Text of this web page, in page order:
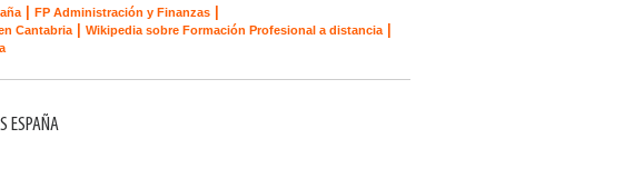
FP Administración y Finanzas
Cantabria Wikipedia sobre Formación Profesional a distancia
ESPAÑA